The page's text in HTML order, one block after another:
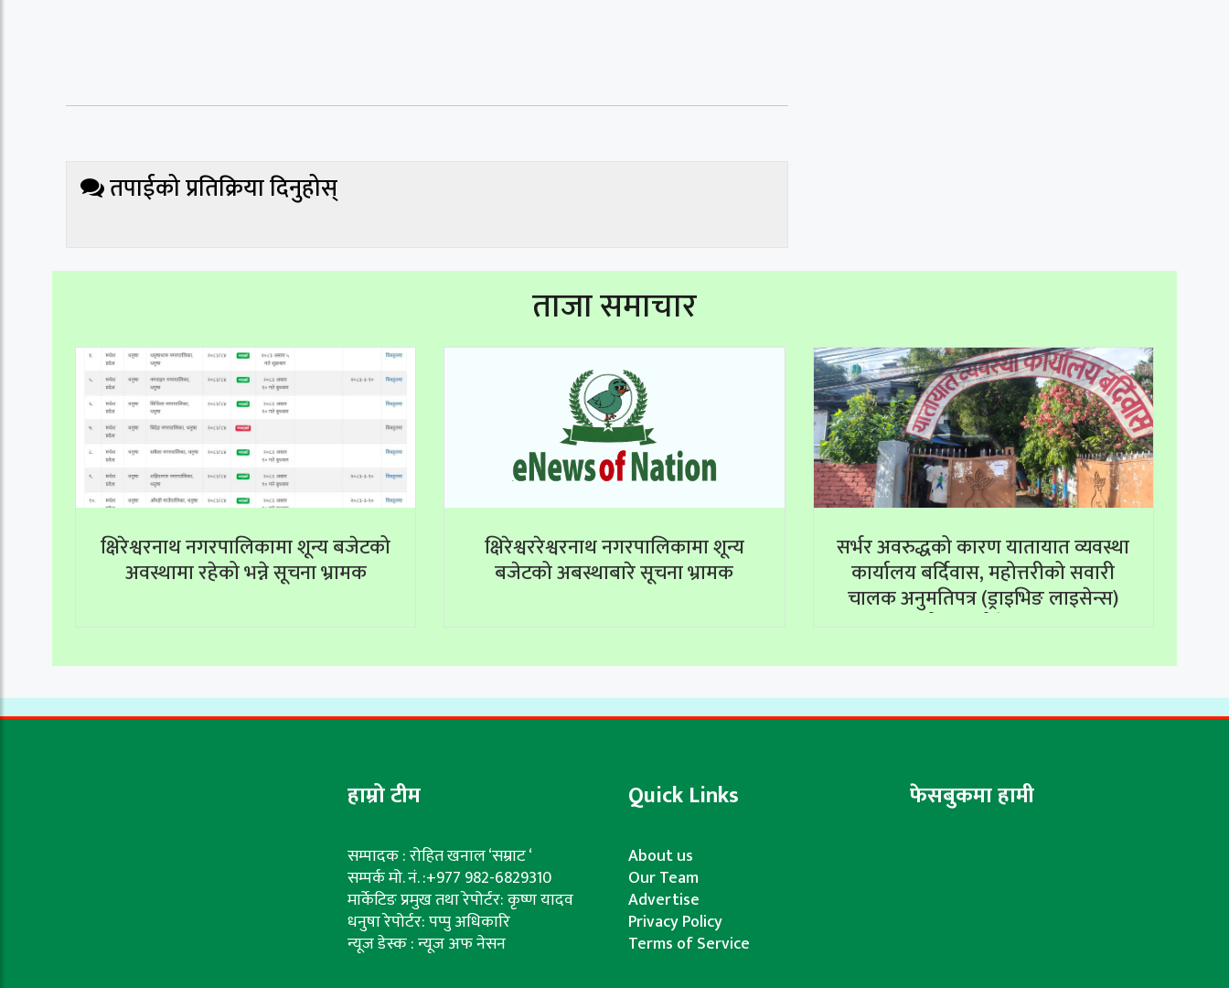
तपाईको प्रतिक्रिया दिनुहोस्
ताजा समाचार
क्षिरेश्वरनाथ नगरपालिकामा शून्य बजेटको
अवस्थामा रहेको भन्ने सूचना भ्रामक
क्षिरेश्वररेश्वरनाथ नगरपालिकामा शून्य
बजेटको अबस्थाबारे सूचना भ्रामक
सर्भर अवरुद्धको कारण यातायात व्यवस्था
कार्यालय बर्दिवास, महोत्तरीको सवारी
चालक अनुमतिपत्र (ड्राइभिङ लाइसेन्स)
सम्बन्धी सम्पूर्ण सेवाहरू बन्द
हाम्रो टीम
सम्पादक : रोहित खनाल ‘सम्राट ‘
सम्पर्क मो. नं. :+977 982-6829310
मार्केटिङ प्रमुख तथा रेपोर्टर: कृष्ण यादव
धनुषा रेपोर्टर: पप्पु अधिकारि
न्यूज डेस्क : न्यूज अफ नेसन
Quick Links
About us
Our Team
Advertise
Privacy Policy
Terms of Service
फेसबुकमा हामी